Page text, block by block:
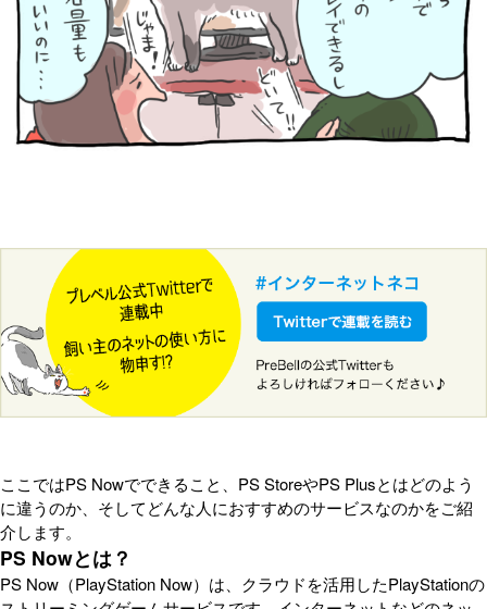
ここではPS Nowでできること、PS StoreやPS Plusとはどのよう
に違うのか、そしてどんな人におすすめのサービスなのかをご紹
介します。
PS Nowとは？
PS Now（PlayStation Now）は、クラウドを活用したPlayStationの